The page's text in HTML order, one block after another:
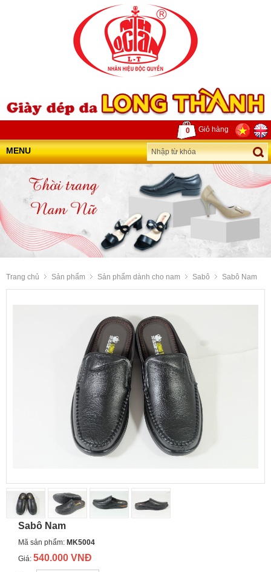
0 Giỏ hàng
MENU
Trang chủ Sản phẩm Sản phẩm dành cho nam Sabô Sabô Nam
Sabô Nam
Mã sản phẩm: MK5004
Giá: 540.000 VNĐ